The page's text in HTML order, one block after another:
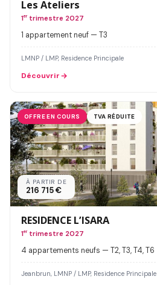
Les Ateliers
1ertrimestre 2027
1 appartement neuf — T3
LMNP / LMP, Residence Principale
Découvrir
OFFRE EN COURS TVA RÉDUITE
À PARTIR DE
216 715 €
RESIDENCE L’ISARA
1ertrimestre 2027
4 appartements neufs — T2, T3, T4, T6
Jeanbrun, LMNP / LMP, Residence Principale